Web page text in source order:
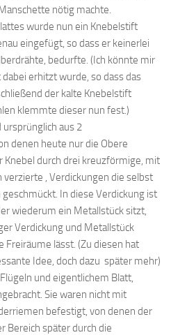
nötig machte.
wurde nun ein Knebelstift
eingefügt, so dass er keinerlei
bedurfte. (Ich könnte mir
erhitzt wurde, so dass das
der kalte Knebelstift
klemmte dieser nun fest.)
aus 2
denen heute nur die Obere
durch drei kreuzförmige, mit
, Verdickungen die selbst
In diese Verdickung ist
wiederum ein Metallstück sitzt,
Verdickung und Metallstück
lässt. (Zu diesen hat
Idee, doch dazu später mehr)
und eigentlichem Blatt,
Sie waren nicht mit
befestigt, von denen der
Bereich später durch die